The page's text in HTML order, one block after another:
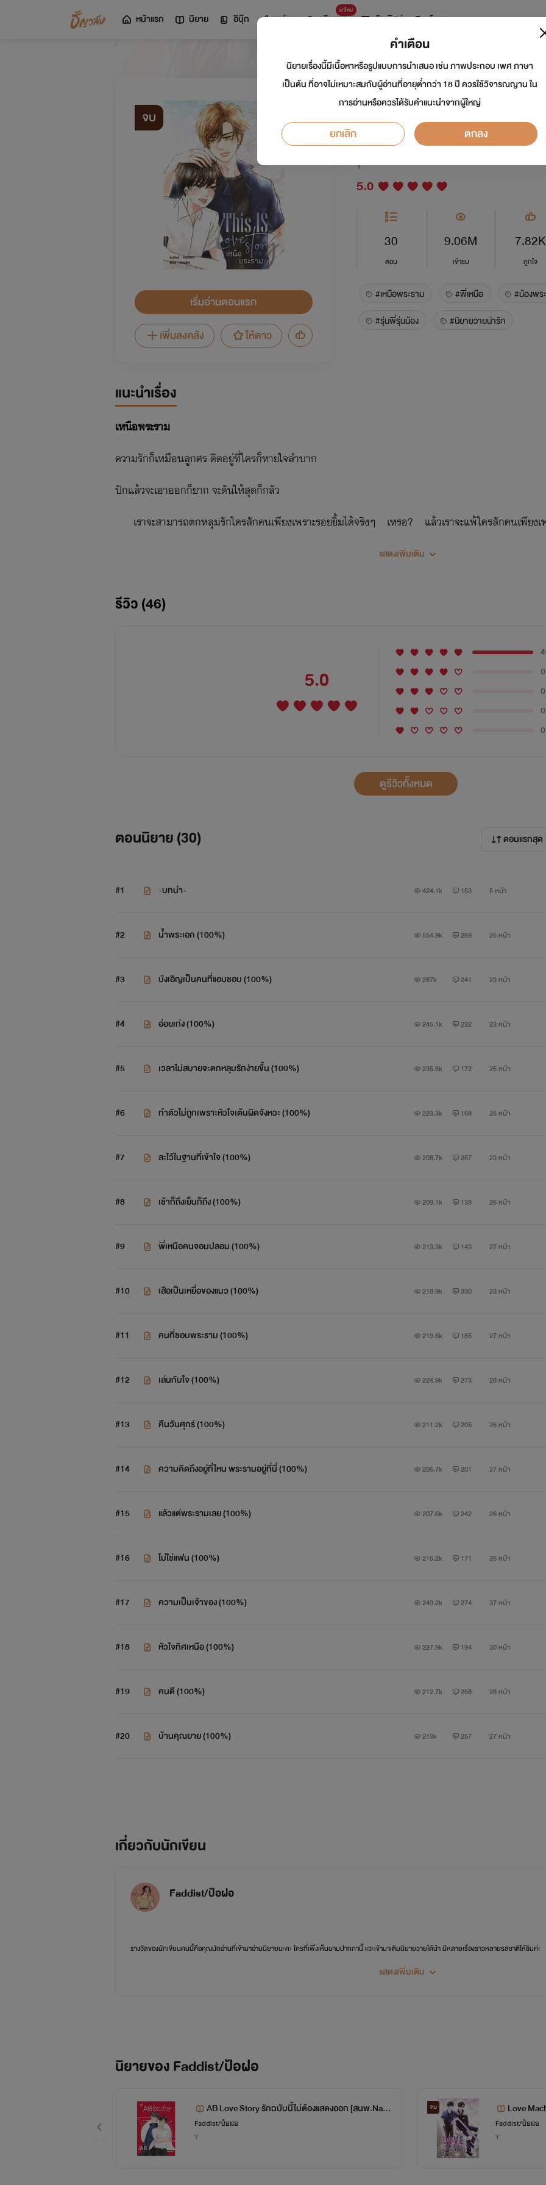
หน้าแรก นิยาย อีบุ๊ก การ์ตูน
มาใหม่
ดรีมแชท ธัญลิสต์ ค้นหา
จบ
เริ่มอ่านตอนแรก
เพิ่มลงคลัง
ให้ดาว
This is love story
[สนพ.Nananaris
นักเขียน:Faddist/ป้อฝอ
Y
5.0
30
ตอน
9.06M
เข้าชม
7.82K
ถูกใจ
#เหนือพระราม #พี่เหนือ
#น้องพร
#รุ่นพี่รุ่นน้อง
#นิยายวายน่ารัก
แนะนำเรื่อง
เหนือพระราม
ความรักก็เหมือนลูกศร ติดอยู่ที่ใครก็หายใจลำบาก
ปักแล้วจะเอาออกก็ยาก จะดันให้สุดก็กลัว
เราจะสามารถตกหลุมรักใครสักคนเพียงเพราะรอยยิ้มได้จริงๆ เหรอ? แล้วเราจะแพ้ใครสักคนเพียง
มันเป็นเพราะหัวใจของเราผูกติดกับเขาตั้งแต่แรกแล้วต่างหาก
เล่นกับใจพี่บ่อยๆ มาเอามันไปดูแลให้หน่อยนะครับ
นิยายเรื่องนี้เป็นชายรักชาย
บุคคลในภาพไม่มีส่วนเกี่ยวข้องในเนื้อหา
ขออนุญาตนำภาพมาเพื่อสร้างอรรถรสในการอ่านนะคะ
#
เหนือพระราม
Tossara วิศวะมีเกียร์น่ะเมียหมอ
ศราวุธ (พี่บาร์)
Facebook : Faddist
แสดงเพิ่มเติม
รีวิว (46)
5.0
0
0
0
0
ดูรีวิวทั้งหมด
ตอนนิยาย (30) ตอนแรกสุด
#1 -บทนำ- 424.1k 153 5 หน้า
#2 น้ำพระเอก (100%) 554.9k 269 25 หน้า
#3 บังเอิญเป็นคนที่แอบชอบ (100%) 287k 241 23 หน้า
#4 อ่อยเก่ง (100%) 245.1k 232 23 หน้า
#5 เวลาไม่สบายจะตกหลุมรักง่ายขึ้น (100%) 235.8k 172 25 หน้า
#6 ทำตัวไม่ถูกเพราะหัวใจเต้นผิดจังหวะ (100%) 223.3k 168 25 หน้า
#7 ละไว้ในฐานที่เข้าใจ (100%) 208.7k 257 23 หน้า
#8 เช้าก็ถึงเย็นก็ถึง (100%) 209.1k 138 26 หน้า
#9 พี่เหนือคนจอมปลอม (100%) 213.3k 143 27 หน้า
#10 เสือเป็นเหยื่อของแมว (100%) 218.9k 330 23 หน้า
#11 คนที่ชอบพระราม (100%) 219.6k 185 27 หน้า
#12 เล่นกับใจ (100%) 224.9k 273 28 หน้า
#13 คืนวันศุกร์ (100%) 211.2k 205 26 หน้า
#14 ความคิดถึงอยู่ที่ไหน พระรามอยู่ที่นี่ (100%) 205.7k 201 27 หน้า
#15 แล้วแต่พระรามเลย (100%) 207.6k 242 26 หน้า
#16 ไม่ใช่แฟน (100%) 215.2k 171 26 หน้า
#17 ความเป็นเจ้าของ (100%) 249.2k 274 37 หน้า
#18 หัวใจทิศเหนือ (100%) 227.9k 194 30 หน้า
#19 คนดี (100%) 212.7k 258 28 หน้า
#20 บ้านคุณยาย (100%) 213k 257 27 หน้า
เกี่ยวกับนักเขียน
Faddist/ป้อฝอ
รางวัลของนักเขียนคนนี้คือคุณนักอ่านที่เข้ามาอ่านนิยายนะคะ ใครที่เพิ่งเห็นนามปากกานี้ แวะเข้ามาเติมนิยายวายได้น้า มีหลายเรื่องราวหลายรสชาติให้ชิมค่ะ
แสดงเพิ่มเติม
นิยายของ Faddist/ป้อฝอ
AB Love Story รักฉบับนี้ไม่ต้องแสดงออก [สนพ.Nana
NaRis YBooks]
Faddist/ป้อฝอ
Y
จบ Love
Faddist/ป้อฝอ
Y
คำเตือน
นิยายเรื่องนี้มีเนื้อหาหรือรูปแบบการนำเสนอ เช่น ภาพประกอบ เพศ ภาษา
เป็นต้น ที่อาจไม่เหมาะสมกับผู้อ่านที่อายุต่ำกว่า 18 ปี ควรใช้วิจารณญาน ใน
การอ่านหรือควรได้รับคำแนะนำจากผู้ใหญ่
ยกเลิก ตกลง